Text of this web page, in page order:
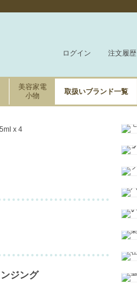
ログイン 注文履歴
美容家電
小物
取扱いブランド一覧
x 4
ジング